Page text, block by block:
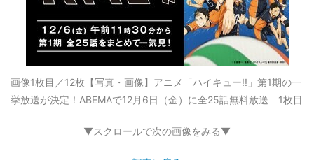
画像1枚目／12枚 【写真・画像】アニメ「ハイキュー!!」第1期の一
挙放送が決定！ABEMAで12月6日（金）に全25話無料放送 1枚目
▼スクロールで次の画像をみる▼